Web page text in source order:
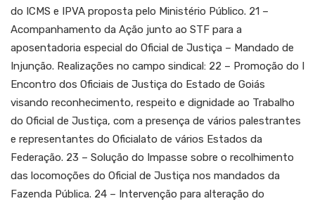
do ICMS e IPVA proposta pelo Ministério Público. 21 –
Acompanhamento da Ação junto ao STF para a
aposentadoria especial do Oficial de Justiça – Mandado de
Injunção. Realizações no campo sindical: 22 – Promoção do I
Encontro dos Oficiais de Justiça do Estado de Goiás
visando reconhecimento, respeito e dignidade ao Trabalho
do Oficial de Justiça, com a presença de vários palestrantes
e representantes do Oficialato de vários Estados da
Federação. 23 – Solução do Impasse sobre o recolhimento
das locomoções do Oficial de Justiça nos mandados da
Fazenda Pública. 24 – Intervenção para alteração do